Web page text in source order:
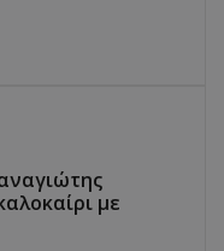
με